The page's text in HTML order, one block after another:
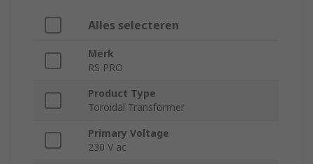
Alles selecteren
Merk
RS PRO
Product Type
Toroidal Transformer
Primary Voltage
230 V ac